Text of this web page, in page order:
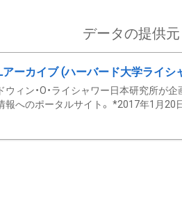
データの提供元
アーカイブ (ハーバード大学ライシ
ィン・O・ライシャワー日本研究所が
報へのポータルサイト。 *2017年1月20